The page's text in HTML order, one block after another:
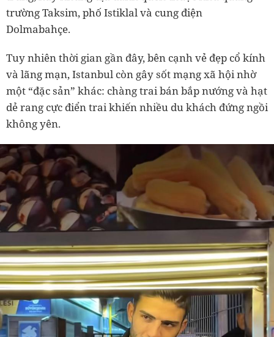
trường Taksim, phố Istiklal và cung điện
Dolmabahçe.
Tuy nhiên thời gian gần đây, bên cạnh vẻ đẹp cổ kính
và lãng mạn, Istanbul còn gây sốt mạng xã hội nhờ
một “đặc sản” khác: chàng trai bán bắp nướng và hạt
dẻ rang cực điển trai khiến nhiều du khách đứng ngồi
không yên.